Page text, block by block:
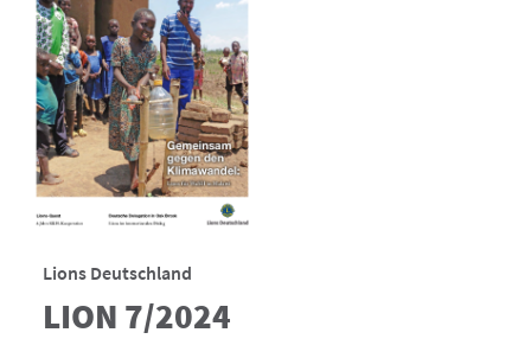
Lions Deutschland
LION 7/2024